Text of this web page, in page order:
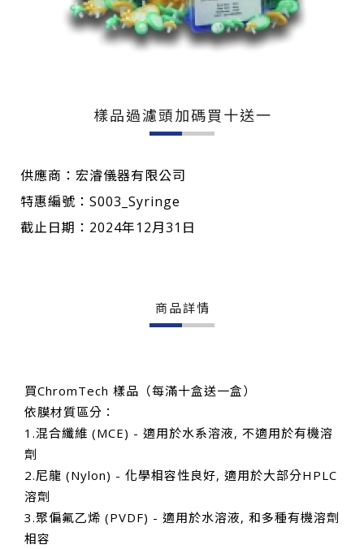
樣品過濾頭加碼買十送一
供應商：宏濬儀器有限公司
特惠編號：S003_Syringe
截止日期：2024年12月31日
商品詳情
買ChromTech 樣品（每滿十盒送一盒）
依膜材質區分：
1.混合纖維 (MCE) - 適用於水系溶液, 不適用於有機溶
劑
2.尼龍 (Nylon) - 化學相容性良好, 適用於大部分HPLC
溶劑
3.聚偏氟乙烯 (PVDF) - 適用於水溶液, 和多種有機溶劑
相容